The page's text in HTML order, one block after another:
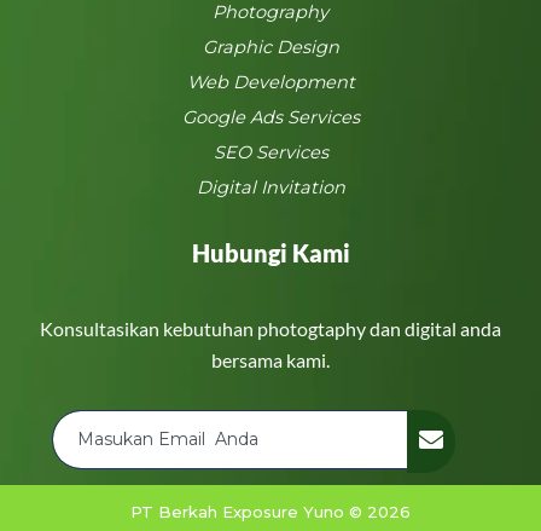
Photography
Graphic Design
Web Development
Google Ads Services
SEO Services
Digital Invitation
Hubungi Kami
Konsultasikan kebutuhan photogtaphy dan digital anda
bersama kami.
PT Berkah Exposure Yuno © 2026